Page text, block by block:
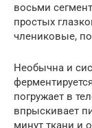
восьми
простых
члениковые,
Необычна и
погружает в
впрыскивает
минут ткани и